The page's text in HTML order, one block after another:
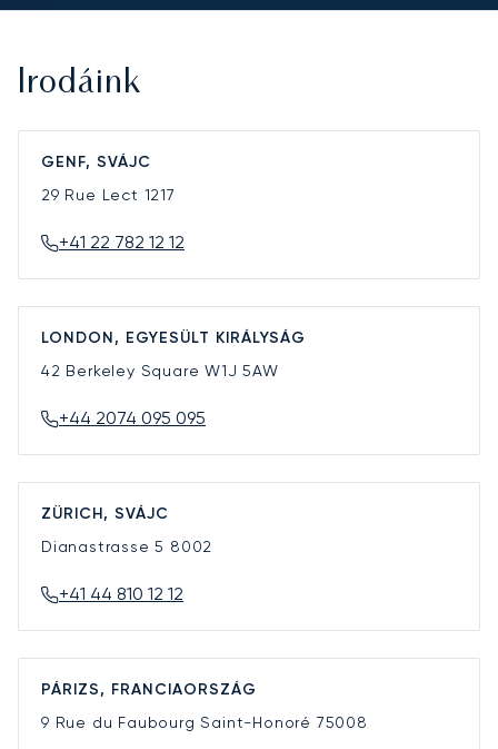
Irodáink
GENF, SVÁJC
29 Rue Lect 1217
+41 22 782 12 12
LONDON, EGYESÜLT KIRÁLYSÁG
42 Berkeley SquareW1J 5AW
+44 2074 095 095
ZÜRICH, SVÁJC
Dianastrasse 5 8002
+41 44 810 12 12
PÁRIZS, FRANCIAORSZÁG
9 Rue du Faubourg Saint-Honoré 75008